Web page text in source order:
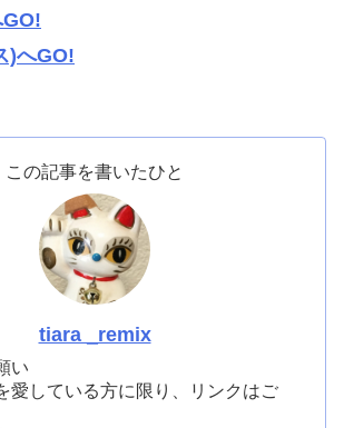
)へGO!
この記事を書いたひと
tiara _remix
い
愛している方に限り、リンクはご